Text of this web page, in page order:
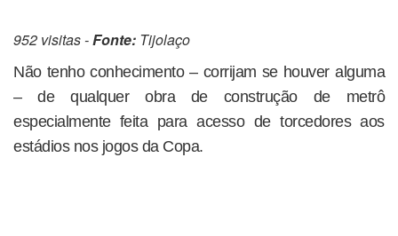
952 visitas -Fonte: Tijolaço
Não tenho conhecimento – corrijam se houver alguma
– de qualquer obra de construção de metrô
especialmente feita para acesso de torcedores aos
estádios nos jogos da Copa.